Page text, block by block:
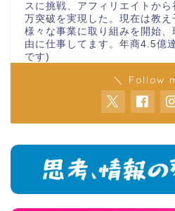
スに挑戦、アフィリエイトか
万突破を実現した。現在は教え
様々な事業に取り組みを開始
由に仕事してます。年商4.5億
です)
＼ Follow